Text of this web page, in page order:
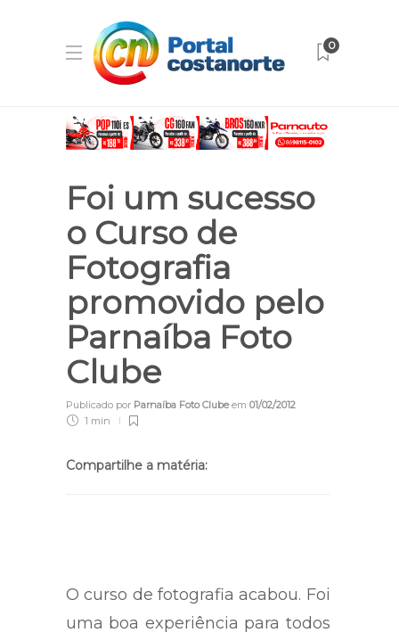
0
Foi um sucesso
o Curso de
Fotografia
promovido pelo
Parnaíba Foto
Clube
Publicado por Parnaíba Foto Clubeem 01/02/2012
1 min
Compartilhe a matéria:
O curso de fotografia acabou. Foi
uma boa experiência para todos